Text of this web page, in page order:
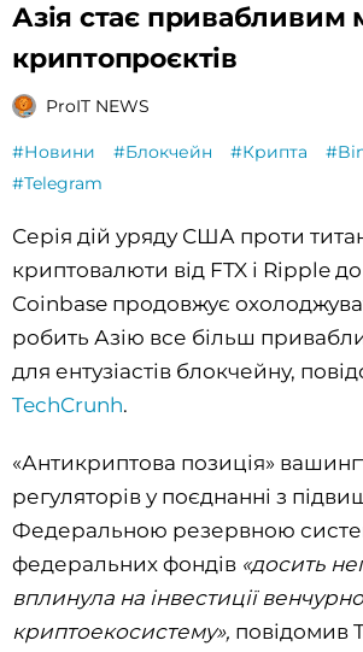
Азія стає привабливим
криптопроєктів
ProIT NEWS
#Новини #Блокчейн #Крипта
#Telegram
Серія дій уряду США проти
криптовалюти від FTX і Ripple
Coinbase продовжує
робить Азію все більш
для ентузіастів блокчейну,
TechCrunh.
«Антикриптова позиція»
регуляторів у поєднанні з
Федеральною резервною
федеральних фондів «досить
вплинула на інвестиції
криптоекосистему», повідомив